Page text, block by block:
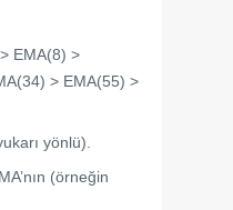
EMA(8) >
> EMA(55) >
yönlü).
(örneğin